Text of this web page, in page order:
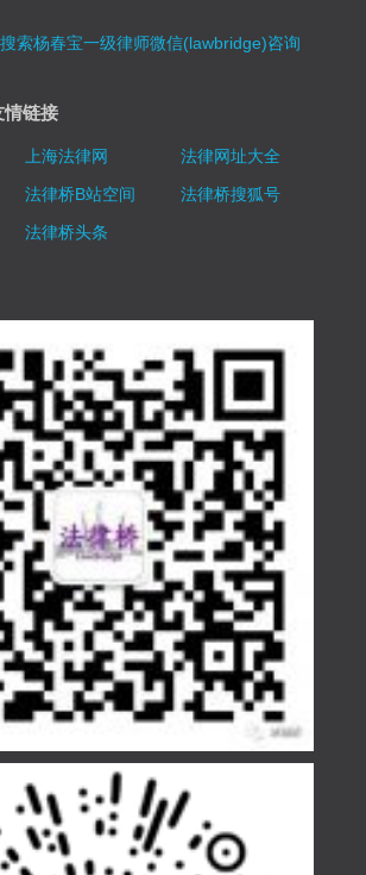
索杨春宝一级律师微信(lawbridge)咨询
情链接
上海法律网
法律网址大全
法律桥B站空间
法律桥搜狐号
法律桥头条